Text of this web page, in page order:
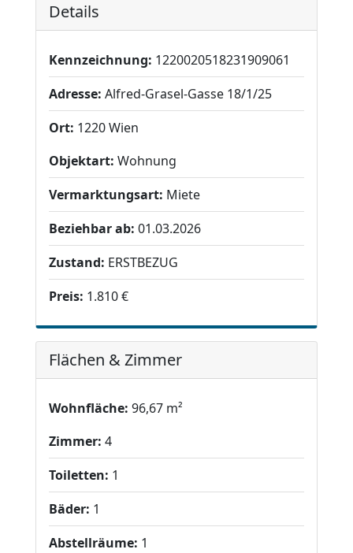
Details
Kennzeichnung: 1220020518231909061
Adresse: Alfred-Grasel-Gasse 18/1/25
Ort: 1220 Wien
Objektart: Wohnung
Vermarktungsart: Miete
Beziehbar ab: 01.03.2026
Zustand: ERSTBEZUG
Preis: 1.810 €
Flächen & Zimmer
Wohnfläche: 96,67 m²
Zimmer: 4
Toiletten: 1
Bäder: 1
Abstellräume: 1